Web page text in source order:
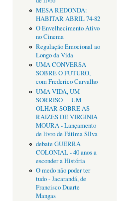
MESA REDONDA:
HABITAR ABRIL 74-82
O Envelhecimento Ativo
no Cinema
Regulação Emocional ao
Longo da Vida
UMA CONVERSA
SOBRE O FUTURO,
com Frederico Carvalho
UMA VIDA, UM
SORRISO - - UM
OLHAR SOBRE AS
RAÍZES DE VIRGÍNIA
MOURA - Lançamento
de livro de Fátima SIlva
debate GUERRA
COLONIAL - 40 anos a
esconder a História
O medo não poder ter
tudo - Jacarandá, de
Francisco Duarte
Mangas